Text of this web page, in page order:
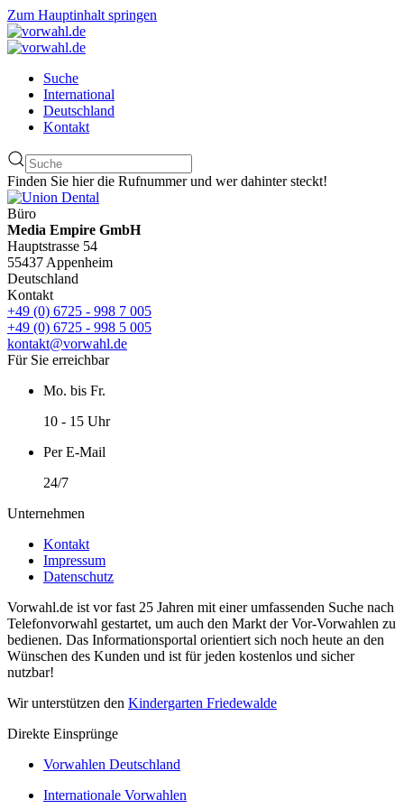
Zum Hauptinhalt springen
Suche
International
Deutschland
Kontakt
Finden Sie hier die Rufnummer und wer dahinter steckt!
Büro
Media Empire GmbH
Hauptstrasse 54
55437 Appenheim
Deutschland
Kontakt
+49 (0) 6725 - 998 7 005
+49 (0) 6725 - 998 5 005
kontakt@vorwahl.de
Für Sie erreichbar
Mo. bis Fr.
10 - 15 Uhr
Per E-Mail
24/7
Unternehmen
Kontakt
Impressum
Datenschutz
Vorwahl.de ist vor fast 25 Jahren mit einer umfassenden Suche nach
Telefonvorwahl gestartet, um auch den Markt der Vor-Vorwahlen zu
bedienen. Das Informationsportal orientiert sich noch heute an den
Wünschen des Kunden und ist für jeden kostenlos und sicher
nutzbar!
Wir unterstützen den Kindergarten Friedewalde
Direkte Einsprünge
Vorwahlen Deutschland
Internationale Vorwahlen